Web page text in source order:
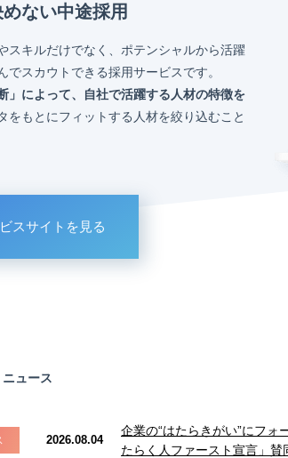
ない中途採用
スキルだけでなく、ポテンシャルから活躍
でスカウトできる採用サービスです。
」によって、自社で活躍する人材の特徴を
をもとにフィットする人材を絞り込むこと
スサイトを見る
ニュース
2026.08.04
企業の“はたらきがい”にフ
たらく人ファースト宣言」賛